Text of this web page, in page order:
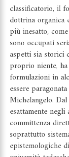
classificatorio, il
dottrina organica
più inesatto,
sono occupati
aspetti sia storici
proprio niente,
formulazioni in
essere
Michelangelo.
esattamente
committenza
soprattutto
epistemologiche